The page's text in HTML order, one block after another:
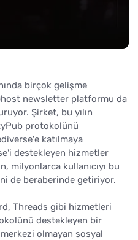
birçok gelişme
newsletter platformu da
Şirket, bu yılın
protokolünü
katılmaya
destekleyen hizmetler
milyonlarca kullanıcıyı bu
de beraberinde getiriyor.
Threads gibi hizmetleri
destekleyen bir
olmayan sosyal